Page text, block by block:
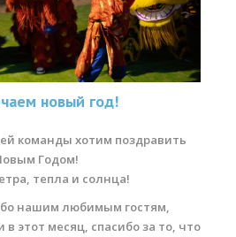
новый год!
команды хотим поздравить
Годом!
тепла и солнца!
нашим любимым гостям,
этот месяц, спасибо за то, что